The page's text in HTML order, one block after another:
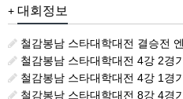
+ 대회정보
철감봉남 스타대학대전 결승전 엔
철감봉남 스타대학대전 4강 2경기
철감봉남 스타대학대전 4강 1경기
철감봉남 스타대학대전 8강 4경기